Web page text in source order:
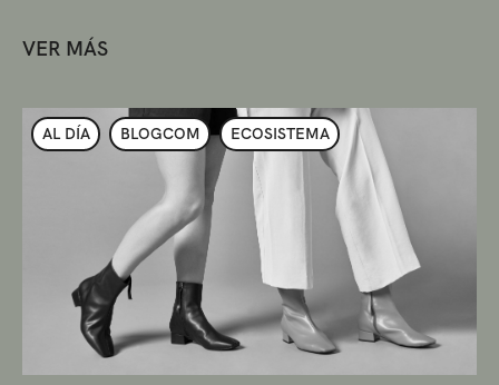
VER MÁS
AL DÍA BLOGCOM ECOSISTEMA